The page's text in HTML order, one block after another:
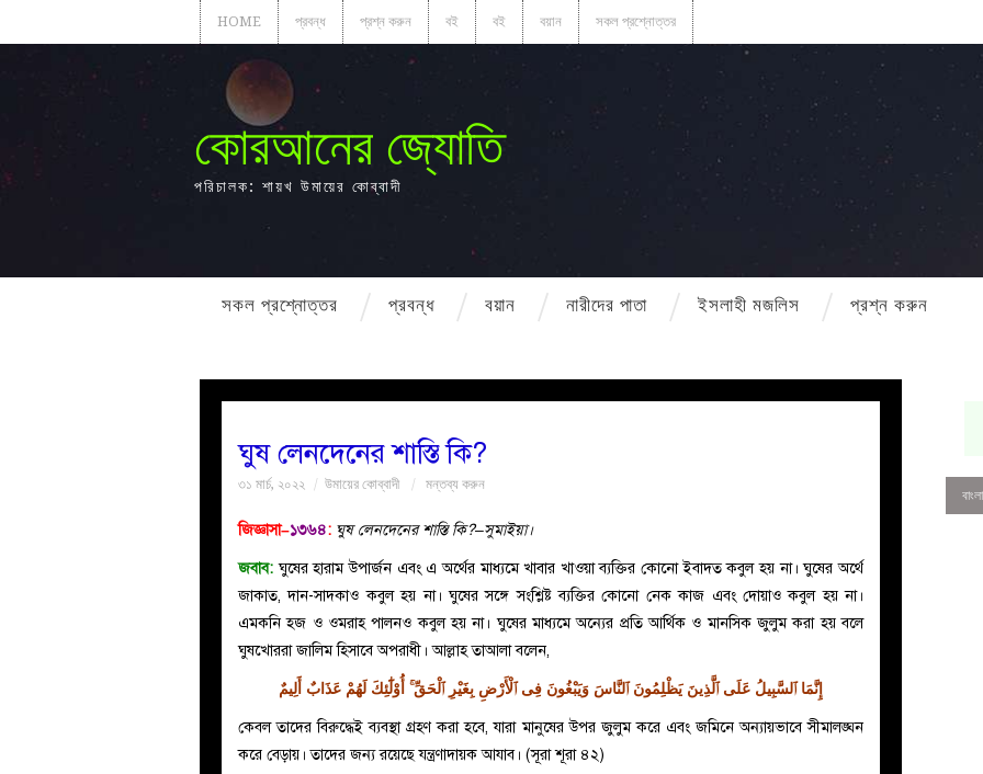
HOME প্রবন্ধ প্রশ্ন করুন বই বই বয়ান সকল প্রশ্নোত্তর
কোরআনের জ্যোতি
পরিচালক: শায়খ উমায়ের কোব্বাদী
সকল প্রশ্নোত্তর প্রবন্ধ বয়ান নারীদের পাতা ইসলাহী মজলিস প্রশ্ন করুন
ঘুষ লেনদেনের শাস্তি কি?
৩১ মার্চ, ২০২২ উমায়ের কোব্বাদী মন্তব্য করুন
জিজ্ঞাসা–১৩৬৪: ঘুষ লেনদেনের শাস্তি কি?–সুমাইয়া।
জবাব: ঘুষের হারাম উপার্জন এবং এ অর্থের মাধ্যমে খাবার খাওয়া ব্যক্তির কোনো ইবাদত কবুল হয় না। ঘুষের অর্থে
জাকাত, দান-সাদকাও কবুল হয় না। ঘুষের সঙ্গে সংশ্লিষ্ট ব্যক্তির কোনো নেক কাজ এবং দোয়াও কবুল হয় না।
এমকনি হজ ও ওমরাহ পালনও কবুল হয় না। ঘুষের মাধ্যমে অন্যের প্রতি আর্থিক ও মানসিক জুলুম করা হয় বলে
ঘুষখোররা জালিম হিসাবে অপরাধী। আল্লাহ তাআলা বলেন,
إِنَّمَا ٱلسَّبِيلُ عَلَى ٱلَّذِينَ يَظْلِمُونَ ٱلنَّاسَ وَيَبْغُونَ فِى ٱلْأَرْضِ بِغَيْرِ ٱلْحَقِّ ۚ أُوْلَٰٓئِكَ لَهُمْ عَذَابٌ أَلِيمٌ
কেবল তাদের বিরুদ্ধেই ব্যবস্থা গ্রহণ করা হবে, যারা মানুষের উপর জুলুম করে এবং জমিনে অন্যায়ভাবে সীমালঙ্ঘন
করে বেড়ায়। তাদের জন্য রয়েছে যন্ত্রণাদায়ক আযাব। (সূরা শূরা ৪২)